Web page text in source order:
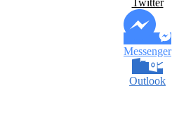
Messenger
Outlook